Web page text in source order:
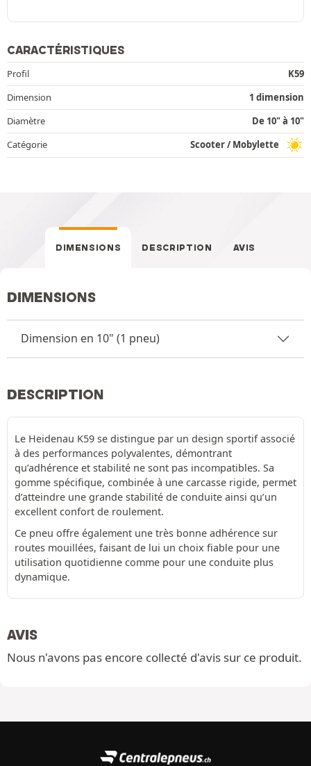
CARACTÉRISTIQUES
Profil
K59
Dimension
1 dimension
Diamètre
De 10" à 10"
Catégorie
Scooter / Mobylette
DIMENSIONS DESCRIPTION AVIS
DIMENSIONS
Dimension en 10" (1 pneu)
DESCRIPTION
Le Heidenau K59 se distingue par un design sportif associé
à des performances polyvalentes, démontrant
qu’adhérence et stabilité ne sont pas incompatibles. Sa
gomme spécifique, combinée à une carcasse rigide, permet
d’atteindre une grande stabilité de conduite ainsi qu’un
excellent confort de roulement.
Ce pneu offre également une très bonne adhérence sur
routes mouillées, faisant de lui un choix fiable pour une
utilisation quotidienne comme pour une conduite plus
dynamique.
AVIS
Nous n'avons pas encore collecté d'avis sur ce produit.